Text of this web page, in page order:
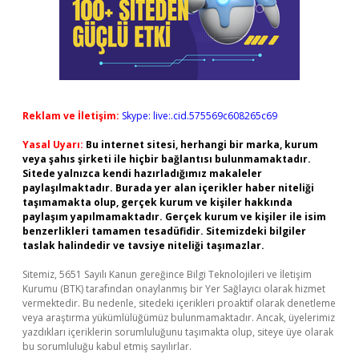
Reklam ve İletişim: Skype: live:.cid.575569c608265c69
Yasal Uyarı: Bu internet sitesi, herhangi bir marka, kurum
veya şahıs şirketi ile hiçbir bağlantısı bulunmamaktadır.
Sitede yalnızca kendi hazırladığımız makaleler
paylaşılmaktadır. Burada yer alan içerikler haber niteliği
taşımamakta olup, gerçek kurum ve kişiler hakkında
paylaşım yapılmamaktadır. Gerçek kurum ve kişiler ile isim
benzerlikleri tamamen tesadüfidir. Sitemizdeki bilgiler
taslak halindedir ve tavsiye niteliği taşımazlar.
Sitemiz, 5651 Sayılı Kanun gereğince Bilgi Teknolojileri ve İletişim
Kurumu (BTK) tarafından onaylanmış bir Yer Sağlayıcı olarak hizmet
vermektedir. Bu nedenle, sitedeki içerikleri proaktif olarak denetleme
veya araştırma yükümlülüğümüz bulunmamaktadır. Ancak, üyelerimiz
yazdıkları içeriklerin sorumluluğunu taşımakta olup, siteye üye olarak
bu sorumluluğu kabul etmiş sayılırlar.